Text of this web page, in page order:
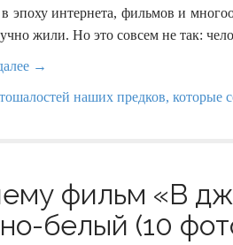
эпоху интернета, фильмов и
жили. Но это совсем не так:
→
фильм «В
белый (10